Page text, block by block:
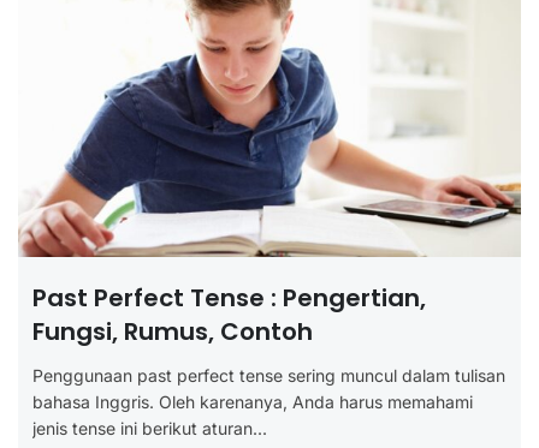
Past Perfect Tense : Pengertian,
Fungsi, Rumus, Contoh
Penggunaan past perfect tense sering muncul dalam tulisan
bahasa Inggris. Oleh karenanya, Anda harus memahami
jenis tense ini berikut aturan...